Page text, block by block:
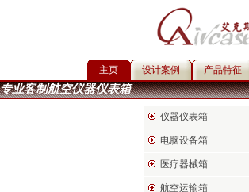
主页 设计案例 产品特征
专业客制航空仪器仪表箱
仪器仪表箱
电脑设备箱
医疗器械箱
航空运输箱